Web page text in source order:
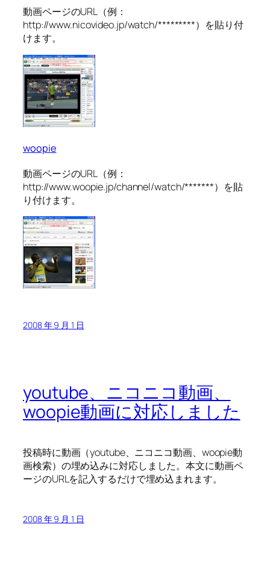
動画ページのURL（例：
http://www.nicovideo.jp/watch/*********）を貼り付
けます。
woopie
動画ページのURL（例：
http://www.woopie.jp/channel/watch/*******）を貼
り付けます。
2008 年 9 月 1 日
youtube、ニコニコ動画、
woopie動画に対応しました
投稿時に動画（youtube、ニコニコ動画、woopie動
画検索）の埋め込みに対応しました。本文に動画ペ
ージのURLを記入するだけで埋め込まれます。
2008 年 9 月 1 日